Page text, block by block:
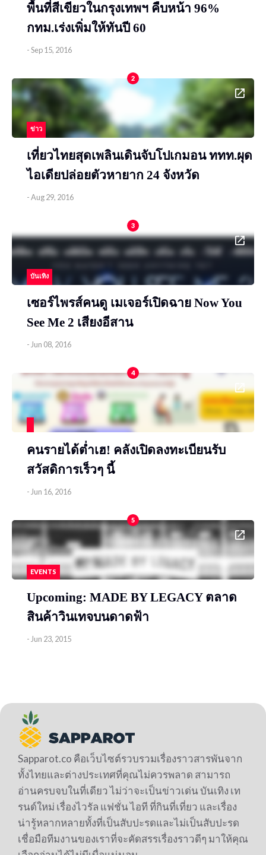
พื้นที่สีเขียวในกรุงเทพฯ คืบหน้า 96%
กทม.เร่งเพิ่มให้ทันปี 60
-Sep 15, 2016
2
ข่าว
เที่ยวไทยสุดเพลินเดินจับโปเกมอน ททท.ผุด
ไอเดียปล่อยตัวหายาก 24 จังหวัด
-Aug 29, 2016
3
บันเทิง
เซอร์ไพรส์คนดู เมเจอร์เปิดฉาย Now You
See Me 2 เสียงอีสาน
- Jun 08, 2016
4
คนรายได้ต่ำเฮ! คลังเปิดลงทะเบียนรับ
สวัสดิการเร็วๆ นี้
- Jun 16, 2016
5
EVENTS
Upcoming: MADE BY LEGACY ตลาด
สินค้าวินเทจบนดาดฟ้า
- Jun 23, 2015
Sapparot.co คือเว็บไซต์รวบรวมเรื่องราวสารพันจาก
ทั้งไทยและต่างประเทศที่คุณไม่ควรพลาด สามารถ
อ่านครบจบในที่เดียว ไม่ว่าจะเป็นข่าวเด่น บันเทิง เท
รนด์ใหม่ เรื่องไวรัล แฟชั่น ไอที ที่กินที่เที่ยว และเรื่อง
น่ารู้หลากหลายทั้งที่เป็นสับปะรดและไม่เป็นสับปะรด
เชื่อมือทีมงานของเราที่จะคัดสรรเรื่องราวดีๆ มาให้คุณ